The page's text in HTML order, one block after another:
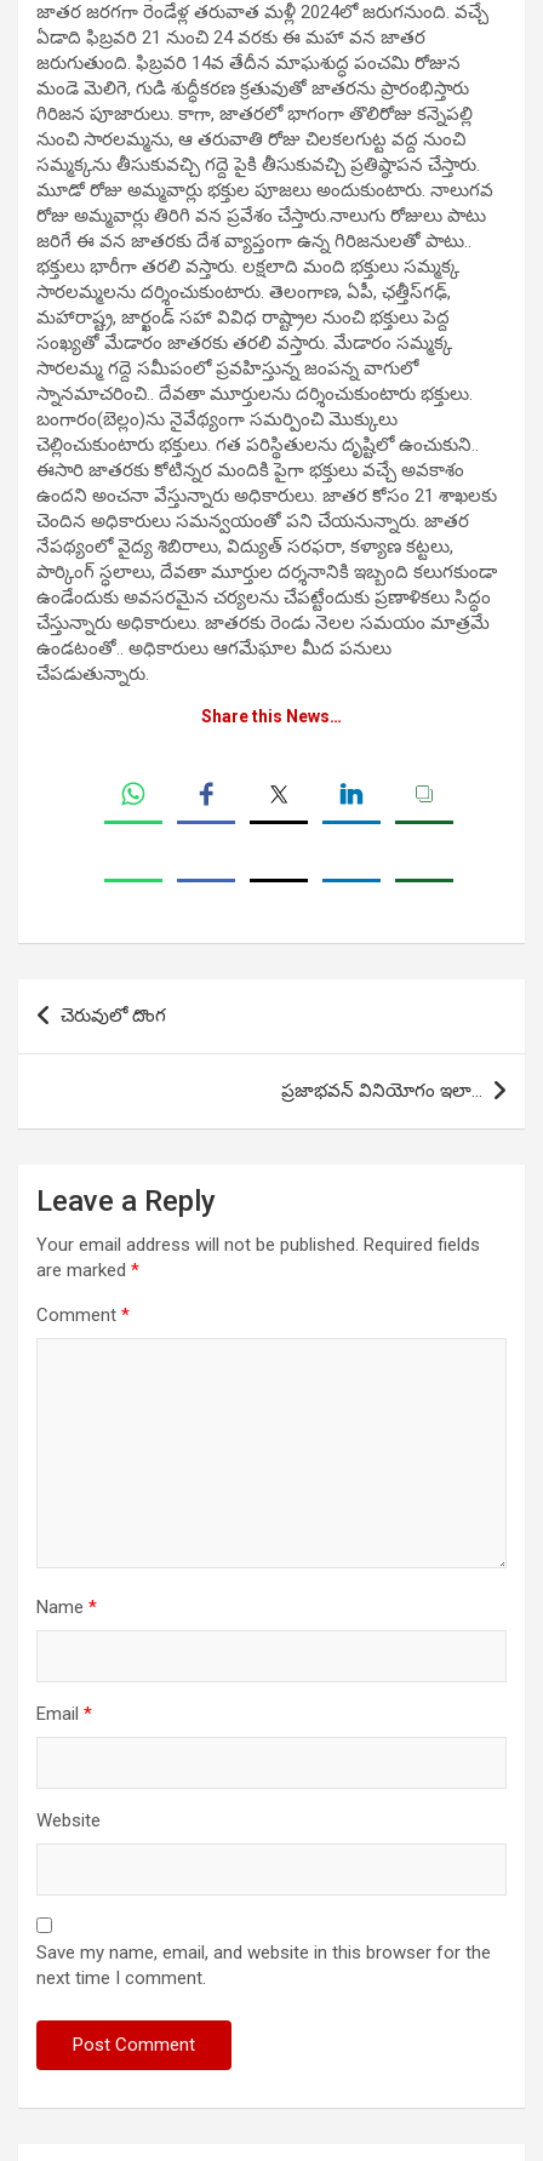
జాతర జరగగా రెండేళ్ల తరువాత మళ్లీ 2024లో జరుగనుంది. వచ్చే
ఏడాది ఫిబ్రవరి 21 నుంచి 24 వరకు ఈ మహా వన జాతర
జరుగుతుంది. ఫిబ్రవరి 14వ తేదీన మాఘశుద్ధ పంచమి రోజున
మండె మెలిగె, గుడి శుద్ధీకరణ క్రతువుతో జాతరను ప్రారంభిస్తారు
గిరిజన పూజారులు. కాగా, జాతరలో భాగంగా తొలిరోజు కన్నెపల్లి
నుంచి సారలమ్మను, ఆ తరువాతి రోజు చిలకలగుట్ట వద్ద నుంచి
సమ్మక్కను తీసుకువచ్చి గద్దె పైకి తీసుకువచ్చి ప్రతిష్ఠాపన చేస్తారు.
మూడో రోజు అమ్మవార్లు భక్తుల పూజలు అందుకుంటారు. నాలుగవ
రోజు అమ్మవార్లు తిరిగి వన ప్రవేశం చేస్తారు.నాలుగు రోజులు పాటు
జరిగే ఈ వన జాతరకు దేశ వ్యాప్తంగా ఉన్న గిరిజనులతో పాటు..
భక్తులు భారీగా తరలి వస్తారు. లక్షలాది మంది భక్తులు సమ్మక్క
సారలమ్మలను దర్శించుకుంటారు. తెలంగాణ, ఏపీ, ఛత్తీస్‌గఢ్,
మహారాష్ట్ర, జార్ఖండ్ సహా వివిధ రాష్ట్రాల నుంచి భక్తులు పెద్ద
సంఖ్యతో మేడారం జాతరకు తరలి వస్తారు. మేడారం సమ్మక్క
సారలమ్మ గద్దె సమీపంలో ప్రవహిస్తున్న జంపన్న వాగులో
స్నానమాచరించి.. దేవతా మూర్తులను దర్శించుకుంటారు భక్తులు.
బంగారం(బెల్లం)ను నైవేథ్యంగా సమర్పించి మొక్కులు
చెల్లించుకుంటారు భక్తులు. గత పరిస్థితులను దృష్టిలో ఉంచుకుని..
ఈసారి జాతరకు కోటిన్నర మందికి పైగా భక్తులు వచ్చే అవకాశం
ఉందని అంచనా వేస్తున్నారు అధికారులు. జాతర కోసం 21 శాఖలకు
చెందిన అధికారులు సమన్వయంతో పని చేయనున్నారు. జాతర
నేపథ్యంలో వైద్య శిబిరాలు, విద్యుత్ సరఫరా, కళ్యాణ కట్టలు,
పార్కింగ్ స్ధలాలు, దేవతా మూర్తుల దర్శనానికి ఇబ్బంది కలుగకుండా
ఉండేందుకు అవసరమైన చర్యలను చేపట్టేందుకు ప్రణాళికలు సిద్ధం
చేస్తున్నారు అధికారులు. జాతరకు రెండు నెలల సమయం మాత్రమే
ఉండటంతో.. అధికారులు ఆగమేఘాల మీద పనులు
చేపడుతున్నారు.
Share this News…
Post
navigation
చెరువులో దొంగ
ప్రజాభవన్ వినియోగం ఇలా…
Leave a Reply
Your email address will not be published. Required fields
are marked *
Comment *
Name *
Email *
Website
Save my name, email, and website in this browser for the
next time I comment.